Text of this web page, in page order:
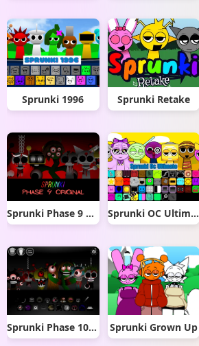
Sprunki 1996 Sprunki Retake
Sprunki Phase 9 Original Sprunki OC Ultimate
Sprunki Phase 10 Original Sprunki Grown Up